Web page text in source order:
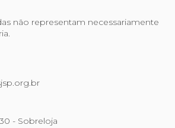
não representam necessariamente
- Sobreloja